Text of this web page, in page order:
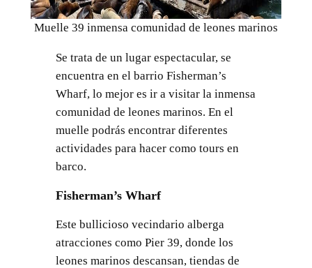
Muelle 39 inmensa comunidad de leones marinos
Se trata de un lugar espectacular, se
encuentra en el barrio Fisherman’s
Wharf, lo mejor es ir a visitar la inmensa
comunidad de leones marinos. En el
muelle podrás encontrar diferentes
actividades para hacer como tours en
barco.
Fisherman’s Wharf
Este bullicioso vecindario alberga
atracciones como Pier 39, donde los
leones marinos descansan, tiendas de